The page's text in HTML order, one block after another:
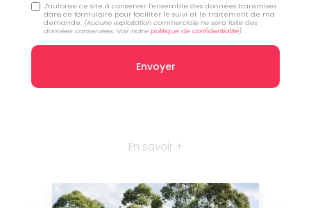
J'autorise ce site à conserver l'ensemble des données transmises
dans ce formulaire pour faciliter le suivi et le traitement de ma
demande. (Aucune exploitation commerciale ne sera faite des
données conservées. Voir notrepolitique de confidentialité)
En savoir +